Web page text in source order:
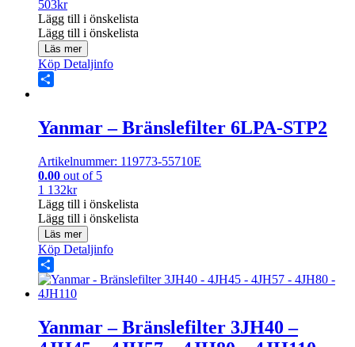
503kr
Lägg till i önskelista
Lägg till i önskelista
Läs mer
Köp Detaljinfo
Yanmar – Bränslefilter 6LPA-STP2
Artikelnummer: 119773-55710E
0.00 out of 5
1 132kr
Lägg till i önskelista
Lägg till i önskelista
Läs mer
Köp Detaljinfo
Share
Yanmar – Bränslefilter 3JH40 –